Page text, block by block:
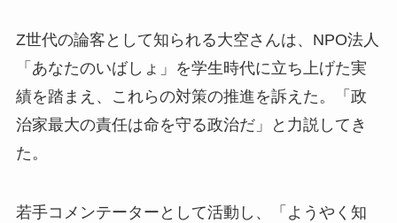
Z世代の論客として知られる大空さんは、NPO法人
「あなたのいばしょ」を学生時代に立ち上げた実
績を踏まえ、これらの対策の推進を訴えた。「政
治家最大の責任は命を守る政治だ」と力説してき
た。
若手コメンテーターとして活動し、「ようやく知